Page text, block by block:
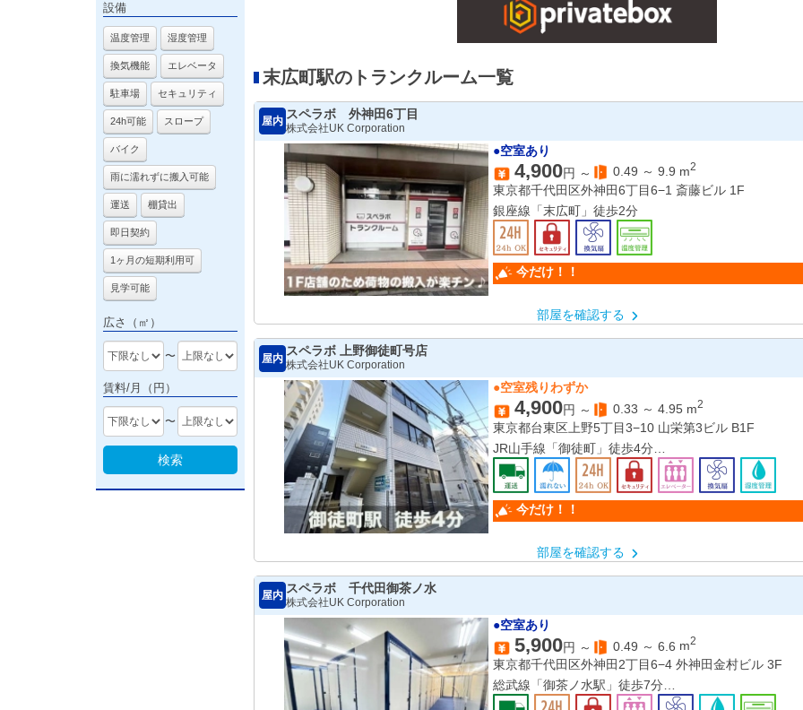
設備
温度管理 湿度管理
換気機能 エレベータ
駐車場 セキュリティ
24h可能 スロープ
バイク
雨に濡れずに搬入可能
運送 棚貸出
即日契約
1ヶ月の短期利用可
見学可能
広さ（㎡）
〜
賃料/月（円）
〜
検索
末広町駅のトランクルーム一覧
屋内
スペラボ 外神田6丁目
株式会社UK Corporation
●空室あり
4,900円 ～ 0.49 ～ 9.9 m2
東京都千代田区外神田6丁目6−1 斎藤ビル 1F
銀座線「末広町」徒歩2分
今だけ！！
部屋を確認する
屋内
スペラボ 上野御徒町号店
株式会社UK Corporation
●空室残りわずか
4,900円 ～ 0.33 ～ 4.95 m2
東京都台東区上野5丁目3−10 山栄第3ビル B1F
JR山手線「御徒町」徒歩4分
東京メトロ日比谷線「仲御徒町」2番出口 徒歩4分
東京メトロ銀座線「末広町」2番出口 徒歩5分
今だけ！！
部屋を確認する
屋内
スペラボ 千代田御茶ノ水
株式会社UK Corporation
●空室あり
5,900円 ～ 0.49 ～ 6.6 m2
東京都千代田区外神田2丁目6−4 外神田金村ビル 3F
総武線「御茶ノ水駅」徒歩7分
丸ノ内線「新御茶ノ水駅」徒歩9分